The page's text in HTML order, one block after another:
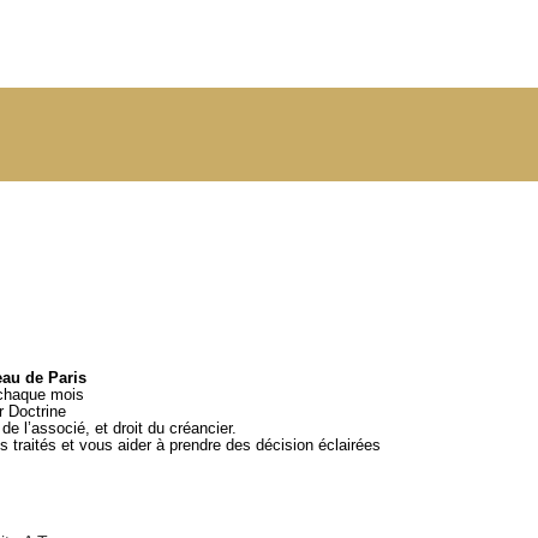
de Paris
mois
Doctrine
l’associé, et droit du créancier.
et vous aider à prendre des décision éclairées